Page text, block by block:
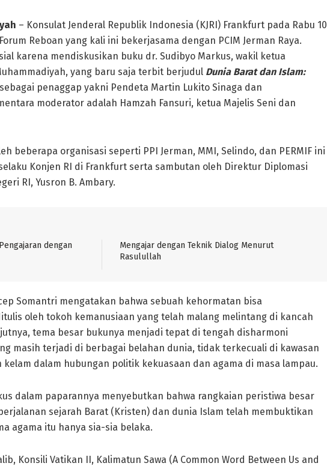
– Konsulat Jenderal Republik Indonesia (KJRI) Frankfurt pada Rabu 10
Reboan yang kali ini bekerjasama dengan PCIM Jerman Raya.
karena mendiskusikan buku dr. Sudibyo Markus, wakil ketua
yang baru saja terbit berjudul Dunia Barat dan Islam:
penaggap yakni Pendeta Martin Lukito Sinaga dan
moderator adalah Hamzah Fansuri, ketua Majelis Seni dan
beberapa organisasi seperti PPI Jerman, MMI, Selindo, dan PERMIF ini
Konjen RI di Frankfurt serta sambutan oleh Direktur Diplomasi
RI, Yusron B. Ambary.
dengan
Mengajar dengan Teknik Dialog Menurut
Rasulullah
Somantri mengatakan bahwa sebuah kehormatan bisa
oleh tokoh kemanusiaan yang telah malang melintang di kancah
tema besar bukunya menjadi tepat di tengah disharmoni
masih terjadi di berbagai belahan dunia, tidak terkecuali di kawasan
kelam dalam hubungan politik kekuasaan dan agama di masa lampau.
dalam paparannya menyebutkan bahwa rangkaian peristiwa besar
sejarah Barat (Kristen) dan dunia Islam telah membuktikan
agama itu hanya sia-sia belaka.
Konsili Vatikan II, Kalimatun Sawa (A Common Word Between Us and